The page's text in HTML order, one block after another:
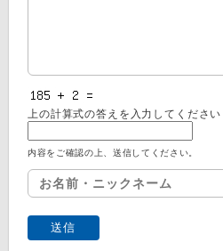
上の計算式の答えを入力してください
内容をご確認の上、送信してください。